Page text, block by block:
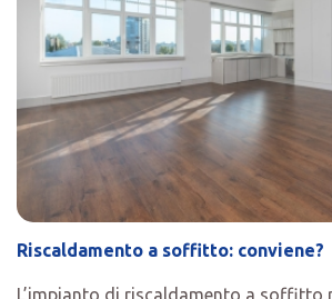
Riscaldamento a soffitto: conviene?
L’impianto di riscaldamento a soffitto